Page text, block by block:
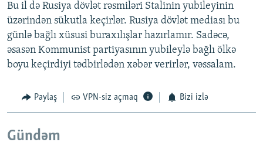
Bu il də Rusiya dövlət rəsmiləri Stalinin yubileyinin
üzərindən sükutla keçirlər. Rusiya dövlət mediası bu
günlə bağlı xüsusi buraxılışlar hazırlamır. Sadəcə,
əsasən Kommunist partiyasının yubileylə bağlı ölkə
boyu keçirdiyi tədbirlədən xəbər verirlər, vəssalam.
Paylaş VPN-siz açmaq Bizi izlə
Gündəm